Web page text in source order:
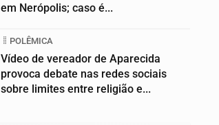
em Nerópolis; caso é...
POLÊMICA
Vídeo de vereador de Aparecida
provoca debate nas redes sociais
sobre limites entre religião e...